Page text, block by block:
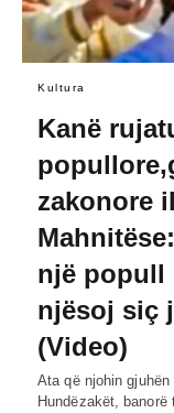
Kultura
Kanë
zakonore
një popull
njësoj siç
(Video)
Ata që njohin
Hundëzakët,